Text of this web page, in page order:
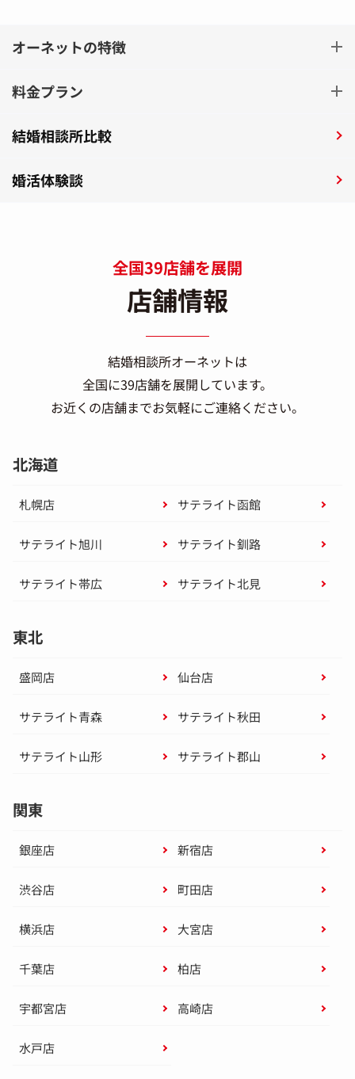
オーネットの特徴
料金プラン
結婚相談所比較
婚活体験談
全国39店舗を展開
店舗情報
結婚相談所オーネットは
全国に39店舗を展開しています。
お近くの店舗までお気軽にご連絡ください。
北海道
札幌店 サテライト函館
サテライト旭川 サテライト釧路
サテライト帯広 サテライト北見
東北
盛岡店 仙台店
サテライト青森 サテライト秋田
サテライト山形 サテライト郡山
関東
銀座店 新宿店
渋谷店 町田店
横浜店 大宮店
千葉店 柏店
宇都宮店 高崎店
水戸店